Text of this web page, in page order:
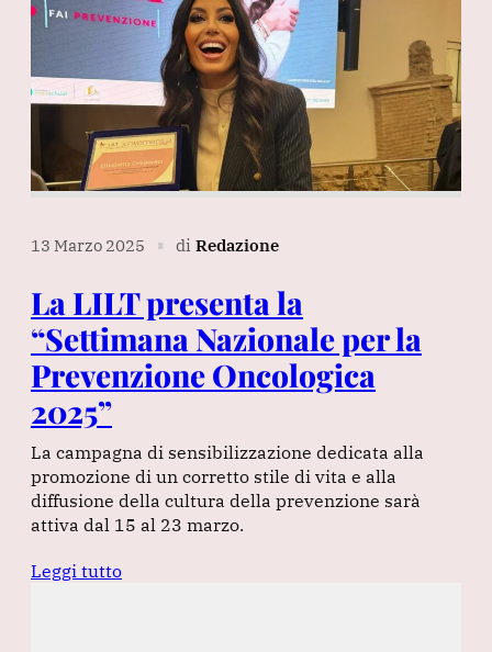
13 Marzo 2025 ∎ di Redazione
La LILT presenta la
“Settimana Nazionale per la
Prevenzione Oncologica
2025”
La campagna di sensibilizzazione dedicata alla
promozione di un corretto stile di vita e alla
diffusione della cultura della prevenzione sarà
attiva dal 15 al 23 marzo.
Leggi tutto